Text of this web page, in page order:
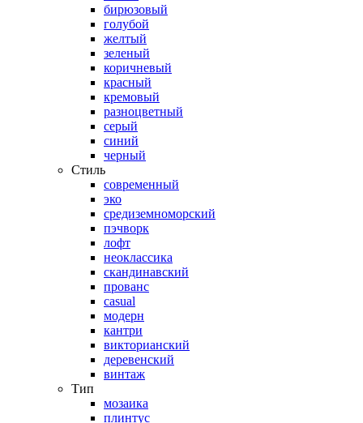
бирюзовый
голубой
желтый
зеленый
коричневый
красный
кремовый
разноцветный
серый
синий
черный
Стиль
современный
эко
средиземноморский
пэчворк
лофт
неоклассика
скандинавский
прованс
casual
модерн
кантри
викторианский
деревенский
винтаж
Тип
мозаика
плинтус